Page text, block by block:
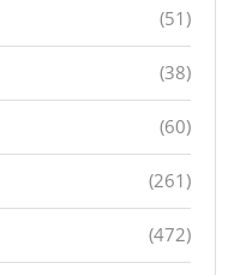
(51)
(38)
(60)
(261)
(472)